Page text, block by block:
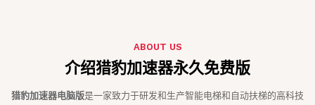
ABOUT US
介绍猎豹加速器永久免费版
猎豹加速器电脑版是一家致力于研发和生产智能电梯和自动扶梯的高科技